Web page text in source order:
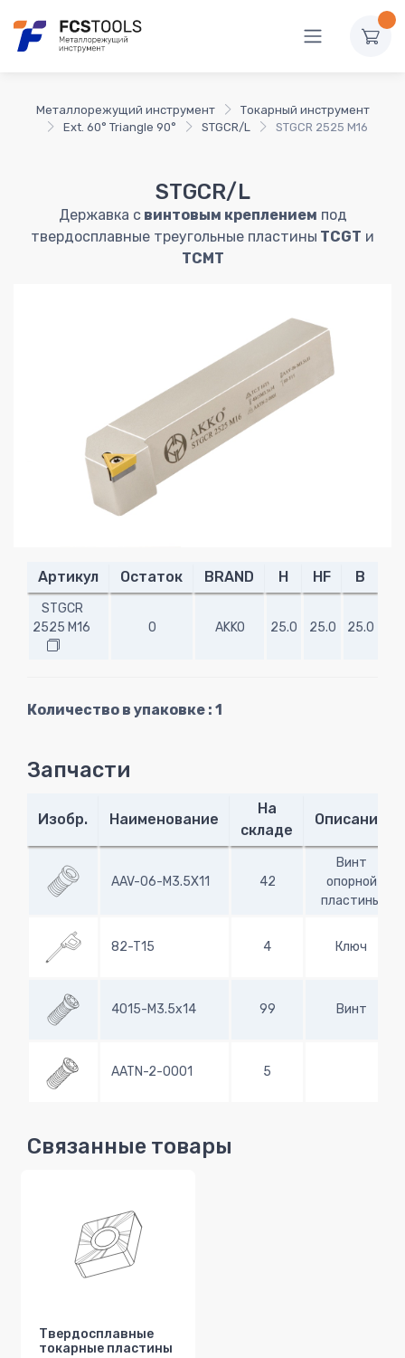
Металлорежущий инструмент
Токарный инструмент
Ext. 60° Triangle 90°
STGCR/L STGCR 2525 M16
STGCR/L
Державка свинтовым креплением под
твердосплавные треугольные пластины TCGT и
TCMT
Артикул Остаток BRAND H HF B
STGCR
2525 M16
0 AKKO 25.0 25.0 25.0
Количество в упаковке : 1
Запчасти
Изобр. Наименование
На
складе
Описание
AAV-06-M3.5X11 42
Винт
опорной
пластины
82-T15 4 Ключ
4015-M3.5x14 99 Винт
AATN-2-0001 5
Связанные товары
Твердосплавные
токарные пластины